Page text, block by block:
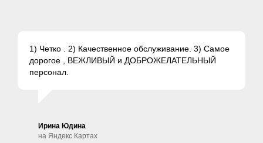
1) Четко . 2) Качественное обслуживание. 3) Самое
дорогое , ВЕЖЛИВЫЙ и ДОБРОЖЕЛАТЕЛЬНЫЙ
персонал.
Ирина Юдина
на Яндекс Картах